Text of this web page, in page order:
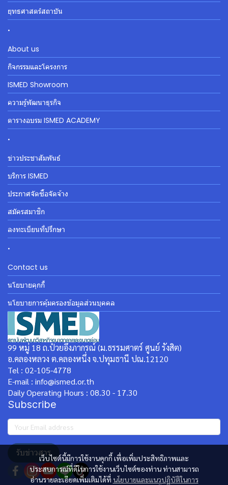
เว็บไซต์นี้มีการใช้งานคุกกี้ เพื่อเพิ่มประสิทธิภาพและ
ประสบการณ์ที่ดีในการใช้งานเว็บไซต์ของท่าน ท่านสามารถ
อ่านรายละเอียดเพิ่มเติมได้ที่ นโยบายและแนวปฏิบัติในการ
ยุทธศาสตร์สถาบัน
.
About us
กิจกรรมและโครงการ
ISMED Showroom
ความรู้พัฒนาธุรกิจ
ตารางอบรม ISMED ACADEMY
.
ข่าวประชาสัมพันธ์
บริการ ISMED
ประกาศจัดซื้อจัดจ้าง
สมัครสมาชิก
ลงทะเบียนที่ปรึกษา
.
Contact us
นโยบายคุกกี้
นโยบายการคุ้มครองข้อมูลส่วนบุคคล
99 หมู่ 18 ถ.ป๋วยอึ๊งภากรณ์ (ม.ธรรมศาตร์ ศูนย์ รังสิต)
อ.คลองหลวง ต.คลองหนึ่ง จ.ปทุมธานี ปณ.12120
Tel : 02-105-4778
E-mail : info@ismed.or.th
Daily Operating Hours : 08.30 - 17.30
Subscribe
รับข่าวสาร